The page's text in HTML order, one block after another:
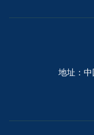
地址：